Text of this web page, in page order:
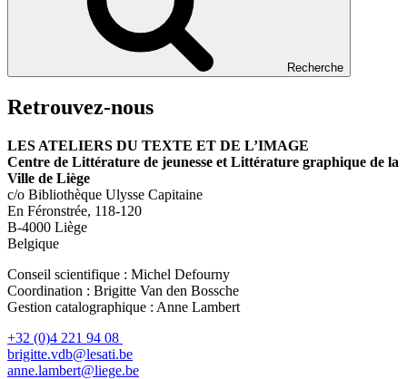
Recherche
Retrouvez-nous
LES ATELIERS DU TEXTE ET DE L’IMAGE
Centre de Littérature de jeunesse et Littérature graphique de la
Ville de Liège
c/o Bibliothèque Ulysse Capitaine
En Féronstrée, 118-120
B-4000 Liège
Belgique
Conseil scientifique : Michel Defourny
Coordination : Brigitte Van den Bossche
Gestion catalographique : Anne Lambert
+32 (0)4 221 94 08
brigitte.vdb@lesati.be
anne.lambert@liege.be